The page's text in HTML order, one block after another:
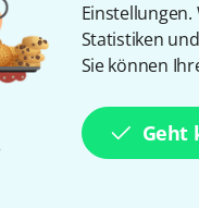
Statistiken
Sie können
Geht